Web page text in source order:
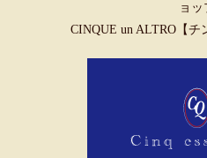
ョッ
CINQUE un ALTRO【チ